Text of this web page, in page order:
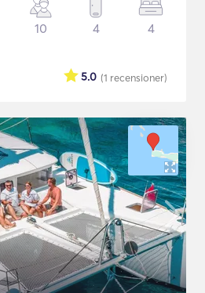
10 4 4
(1 recensioner)
5.0